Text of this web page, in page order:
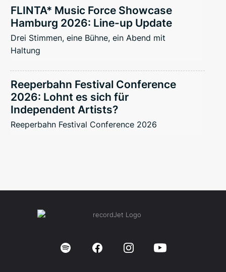
FLINTA* Music Force Showcase
Hamburg 2026: Line-up Update
Drei Stimmen, eine Bühne, ein Abend mit
Haltung
Reeperbahn Festival Conference
2026: Lohnt es sich für
Independent Artists?
Reeperbahn Festival Conference 2026